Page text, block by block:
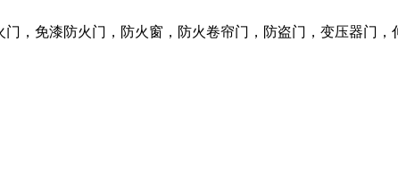
，免漆防火门，防火窗，防火卷帘门，防盗门，变压器门，